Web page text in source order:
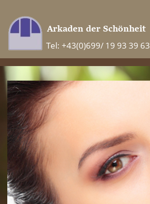
Tel: +43(0)699/ 19 93 39 63